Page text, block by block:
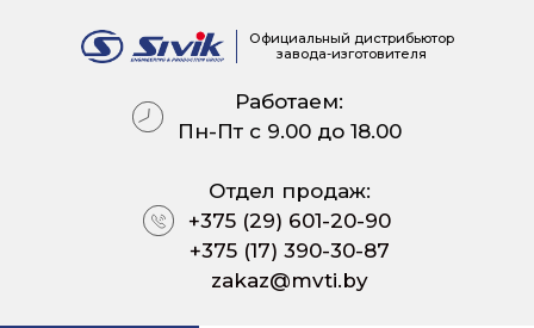
Официальный дистрибьютор
завода-изготовителя
Работаем:
Пн-Пт с 9.00 до 18.00
Отдел продаж:
+375 (29) 601-20-90
+375 (17) 390-30-87
zakaz@mvti.by